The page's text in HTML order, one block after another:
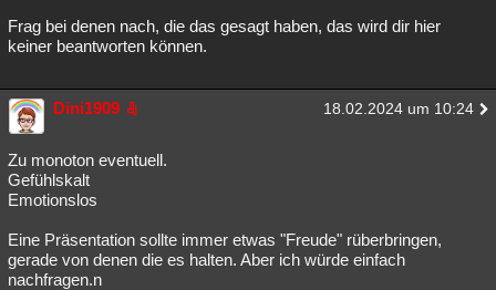
Übersichten
Lesenswert Schlüsselwörter
Frag bei denen nach, die das gesagt haben, das wird dir hier
keiner beantworten können.
Dini1909 18.02.2024 um 10:24
Zu monoton eventuell.
Gefühlskalt
Emotionslos
Eine Präsentation sollte immer etwas "Freude" rüberbringen,
gerade von denen die es halten. Aber ich würde einfach
nachfragen.n